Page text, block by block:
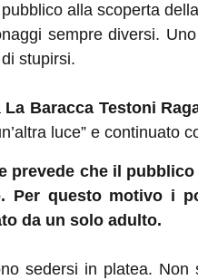
alla scoperta
sempre diversi.
stupirsi.
La Baracca Testoni
luce” e continuato
prevede che il
Per questo motivo i
da un solo adulto.
sedersi in platea. Non